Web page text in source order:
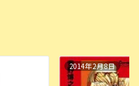
2014年2月8日